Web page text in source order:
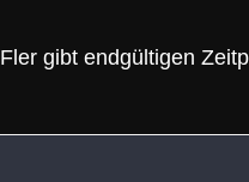
Fler gibt endgültigen